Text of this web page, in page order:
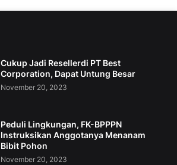
Cukup Jadi Resellerdi PT Best
Corporation, Dapat Untung Besar
November 20, 2023
Peduli Lingkungan, FK-BPPPN
Instruksikan Anggotanya Menanam
Bibit Pohon
November 20, 2023